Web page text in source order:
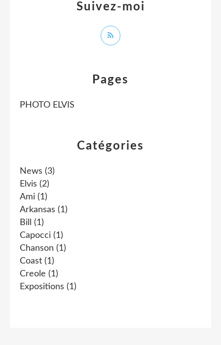
Catégories
News (3)
Elvis (2)
Ami (1)
Arkansas (1)
Bill
(1)
Capocci (1)
Chanson (1)
Coast (1)
Creole (1)
Expositions (1)
Pages
PHOTO ELVIS
Suivez-moi